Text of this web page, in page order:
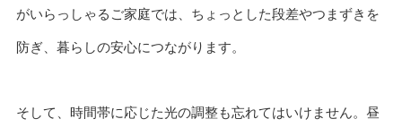
がいらっしゃるご家庭では、ちょっとした段差やつまずきを
防ぎ、暮らしの安心につながります。
そして、時間帯に応じた光の調整も忘れてはいけません。昼